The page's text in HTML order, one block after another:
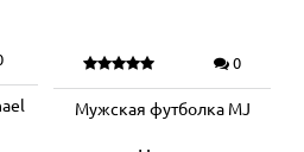
0
Мужская футболка MJ